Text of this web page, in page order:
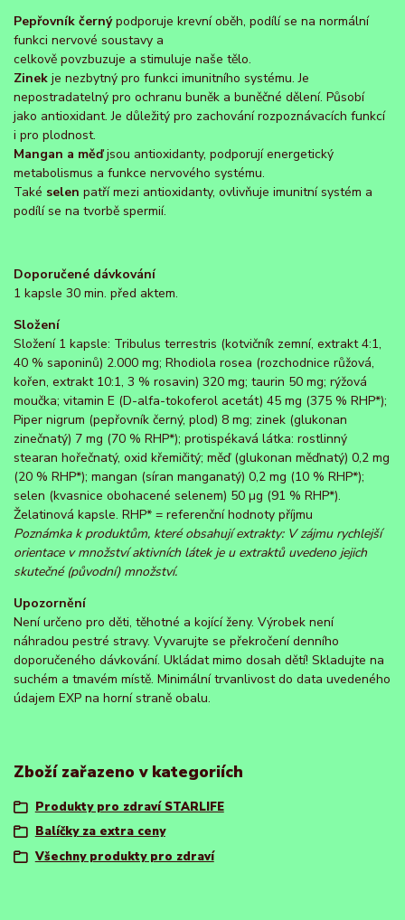
Pepřovník černýpodporuje krevní oběh, podílí se na normální
funkci nervové soustavy a
celkově povzbuzuje a stimuluje naše tělo.
Zinek je nezbytný pro funkci imunitního systému. Je
nepostradatelný pro ochranu buněk a buněčné dělení. Působí
jako antioxidant. Je důležitý pro zachování rozpoznávacích funkcí
i pro plodnost.
Mangan a měďjsou antioxidanty, podporují energetický
metabolismus a funkce nervového systému.
Také selen patří mezi antioxidanty, ovlivňuje imunitní systém a
podílí se na tvorbě spermií.
Doporučené dávkování
1 kapsle 30 min. před aktem.
Složení
Složení 1 kapsle: Tribulus terrestris (kotvičník zemní, extrakt 4:1,
40 % saponinů) 2.000 mg; Rhodiola rosea (rozchodnice růžová,
kořen, extrakt 10:1, 3 % rosavin) 320 mg; taurin 50 mg; rýžová
moučka; vitamin E (D-alfa-tokoferol acetát) 45 mg (375 % RHP*);
Piper nigrum (pepřovník černý, plod) 8 mg; zinek (glukonan
zinečnatý) 7 mg (70 % RHP*); protispékavá látka: rostlinný
stearan hořečnatý, oxid křemičitý; měď (glukonan měďnatý) 0,2 mg
(20 % RHP*); mangan (síran manganatý) 0,2 mg (10 % RHP*);
selen (kvasnice obohacené selenem) 50 µg (91 % RHP*).
Želatinová kapsle. RHP* = referenční hodnoty příjmu
Poznámka k produktům, které obsahují extrakty: V zájmu rychlejší
orientace v množství aktivních látek je u extraktů uvedeno jejich
skutečné (původní) množství.
Upozornění
Není určeno pro děti, těhotné a kojící ženy. Výrobek není
náhradou pestré stravy. Vyvarujte se překročení denního
doporučeného dávkování. Ukládat mimo dosah dětí! Skladujte na
suchém a tmavém místě. Minimální trvanlivost do data uvedeného
údajem EXP na horní straně obalu.
Zboží zařazeno v kategoriích
Produkty pro zdraví STARLIFE
Balíčky za extra ceny
Všechny produkty pro zdraví